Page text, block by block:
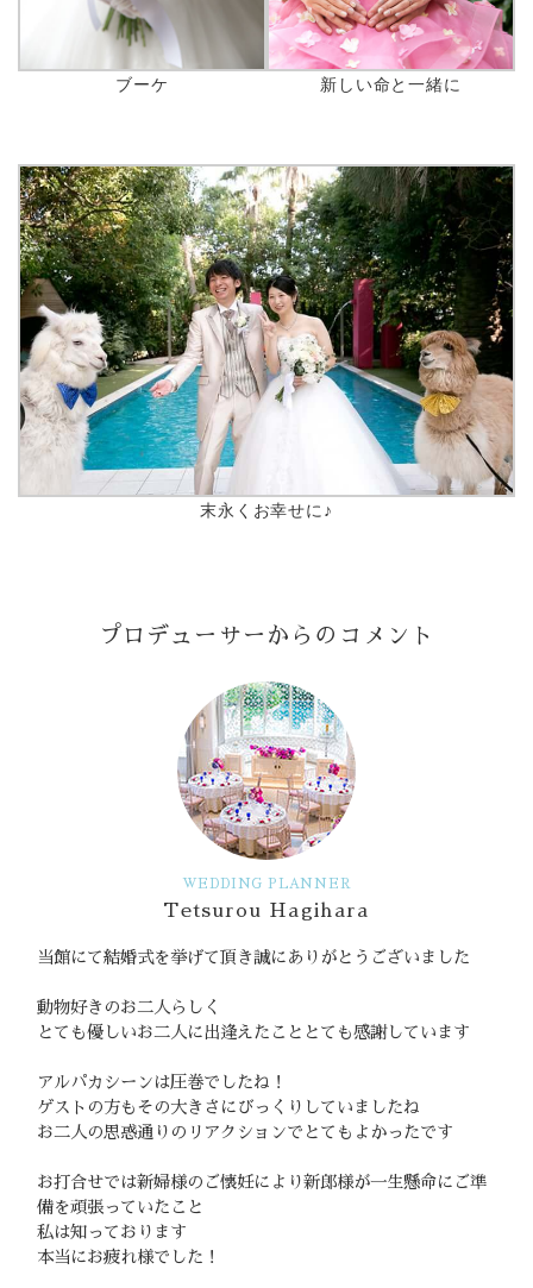
ブーケ 新しい命と一緒に
末永くお幸せに♪
プロデューサーからのコメント
WEDDING PLANNER
Tetsurou Hagihara
当館にて結婚式を挙げて頂き誠にありがとうございました
動物好きのお二人らしく
とても優しいお二人に出逢えたこととても感謝しています
アルパカシーンは圧巻でしたね！
ゲストの方もその大きさにびっくりしていましたね
お二人の思惑通りのリアクションでとてもよかったです
お打合せでは新婦様のご懐妊により新郎様が一生懸命にご準
備を頑張っていたこと
私は知っております
本当にお疲れ様でした！